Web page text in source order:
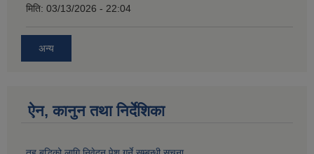
मिति: 03/13/2026 - 22:04
अन्य
ऐन, कानुन तथा निर्देशिका